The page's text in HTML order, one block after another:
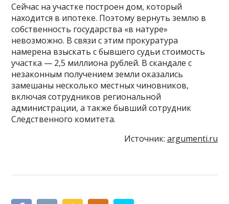
Сейчас на участке построен дом, который
находится в ипотеке. Поэтому вернуть землю в
собственность государства «в натуре»
невозможно. В связи с этим прокуратура
намерена взыскать с бывшего судьи стоимость
участка — 2,5 миллиона рублей. В скандале с
незаконным получением земли оказались
замешаны несколько местных чиновников,
включая сотрудников региональной
администрации, а также бывший сотрудник
Следственного комитета.
Источник: argumenti.ru